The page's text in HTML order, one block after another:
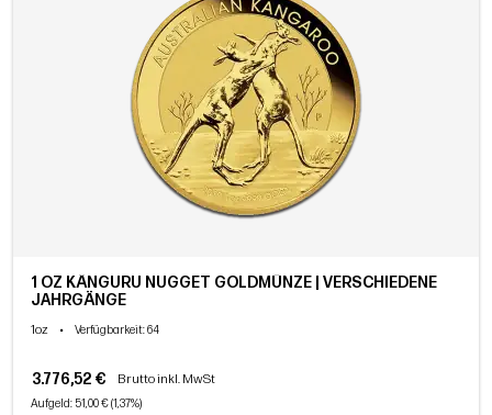
1 OZ KÄNGURU NUGGET GOLDMÜNZE | VERSCHIEDENE
JAHRGÄNGE
1oz • Verfügbarkeit: 64
3.776,52 € Brutto inkl. MwSt
Aufgeld: 51,00 € (1,37%)